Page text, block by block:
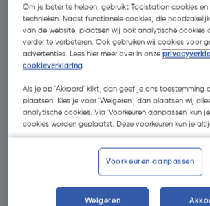
| Excl. btw € 23,13
Om je beter te helpen, gebruikt Toolstation cookies en
technieken. Naast functionele cookies, die
van de website, plaatsen wij ook analytische cookies
verder te verbeteren. Ook gebruiken wij cookies voor
advertenties. Lees hier meer over in onze
cookieverklaring.
Als je op 'Akkoord' klikt, dan geef je ons toestemming
plaatsen. Kies je voor 'Weigeren', dan plaatsen wij
analytische cookies. Via 'Voorkeuren aanpassen' kun
cookies worden geplaatst. Deze voorkeuren kun je
Voorkeuren aanpassen
Weigeren